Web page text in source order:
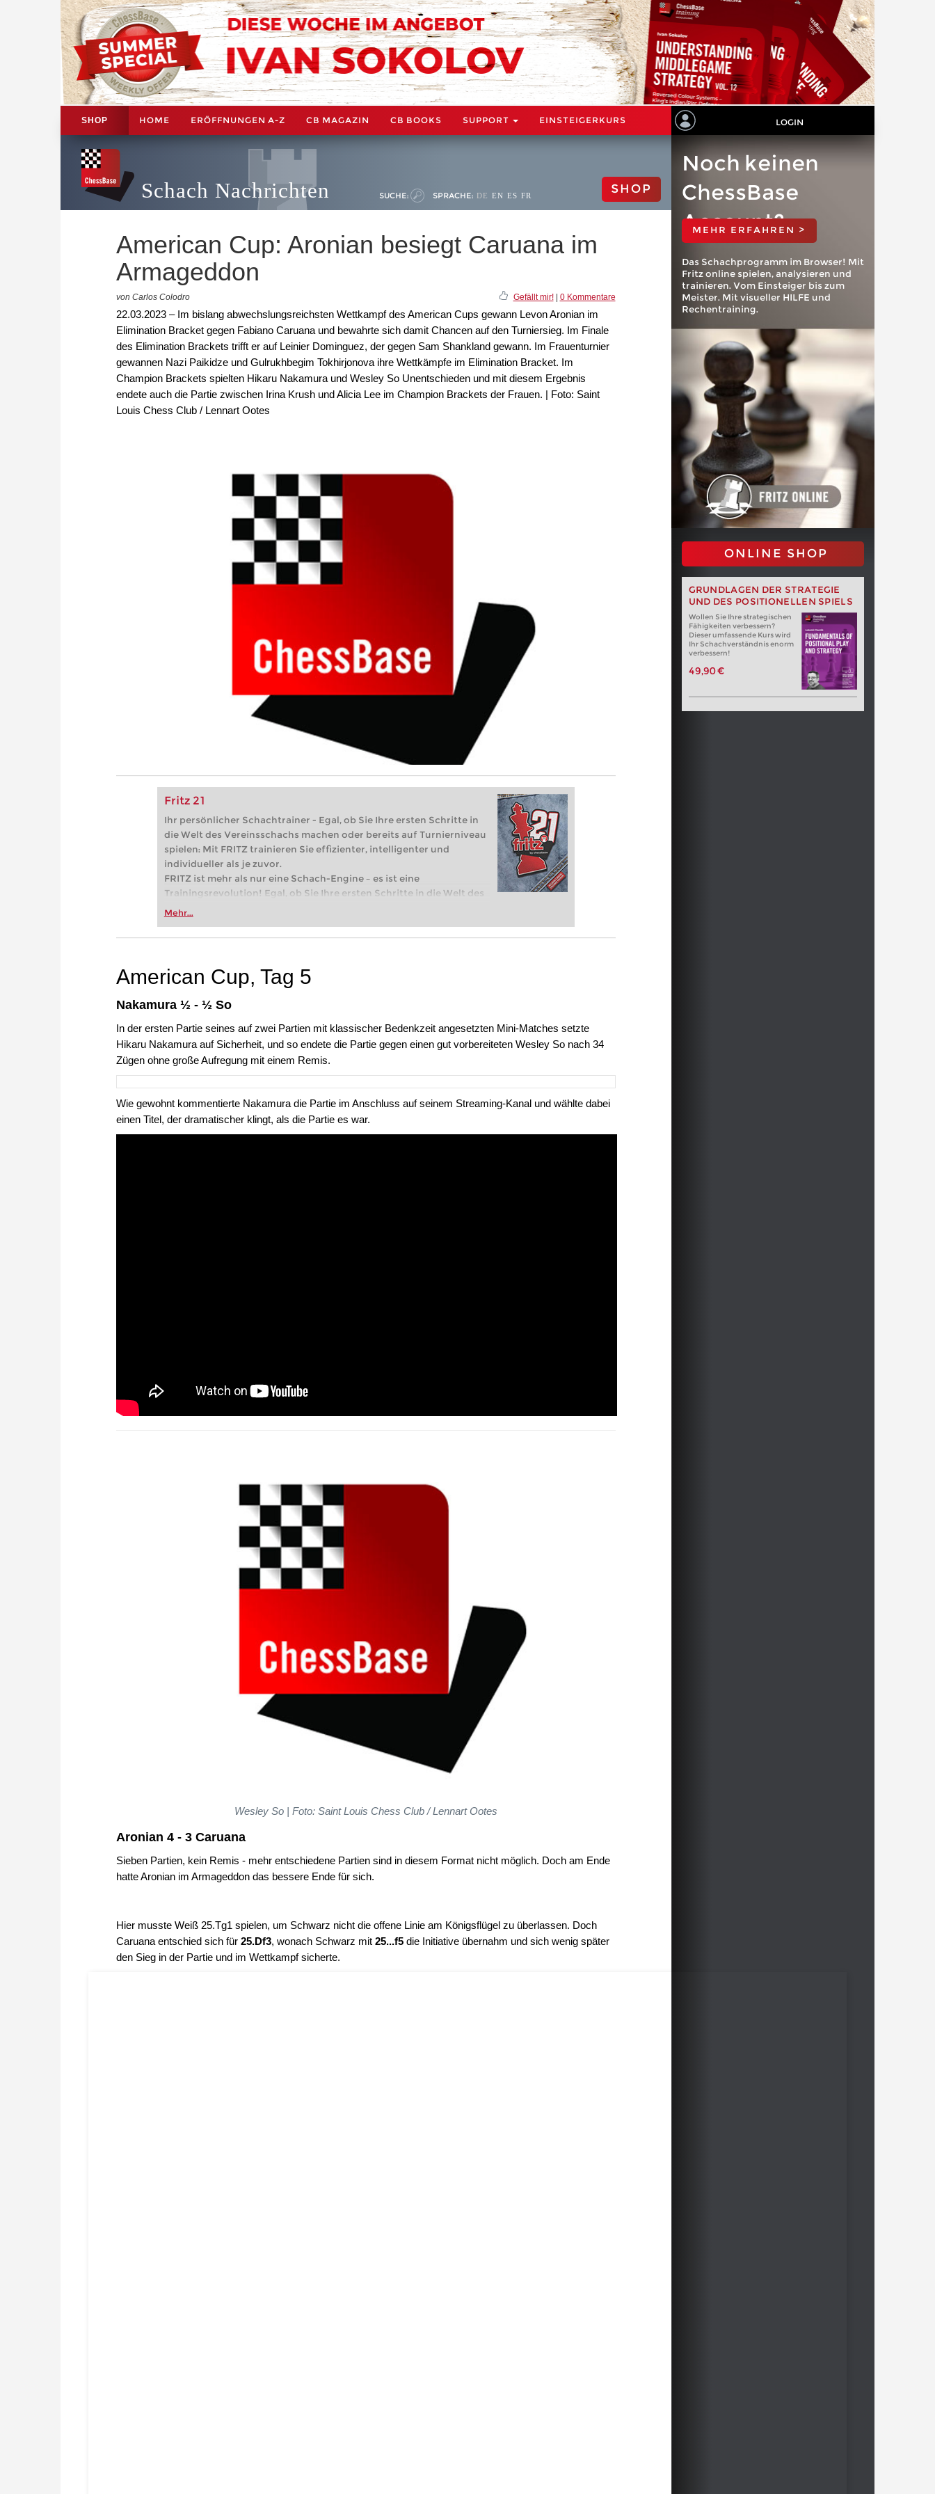
SHOP HOME ERÖFFNUNGEN A-Z CB MAGAZIN CB BOOKS SUPPORT EINSTEIGERKURS LOGIN
Schach Nachrichten SUCHE: SPRACHE: DE EN ES FR SHOP
American Cup: Aronian besiegt Caruana im
Armageddon
von Carlos Colodro Gefällt mir!| 0 Kommentare
22.03.2023 – Im bislang abwechslungsreichsten Wettkampf des American Cups gewann Levon Aronian im
Elimination Bracket gegen Fabiano Caruana und bewahrte sich damit Chancen auf den Turniersieg. Im Finale
des Elimination Brackets trifft er auf Leinier Dominguez, der gegen Sam Shankland gewann. Im Frauenturnier
gewannen Nazi Paikidze und Gulrukhbegim Tokhirjonova ihre Wettkämpfe im Elimination Bracket. Im
Champion Brackets spielten Hikaru Nakamura und Wesley So Unentschieden und mit diesem Ergebnis
endete auch die Partie zwischen Irina Krush und Alicia Lee im Champion Brackets der Frauen. | Foto: Saint
Louis Chess Club / Lennart Ootes
Fritz 21
Ihr persönlicher Schachtrainer - Egal, ob Sie Ihre ersten Schritte in
die Welt des Vereinsschachs machen oder bereits auf Turnierniveau
spielen: Mit FRITZ trainieren Sie effizienter, intelligenter und
individueller als je zuvor.
FRITZ ist mehr als nur eine Schach-Engine – es ist eine
Trainingsrevolution! Egal, ob Sie Ihre ersten Schritte in die Welt des
Vereinsschachs machen oder bereits auf Turnierniveau spielen: Mit
zuvor.
Mehr...
Noch keinen
ChessBase
Account?
MEHR ERFAHREN >
Das Schachprogramm im Browser! Mit
Fritz online spielen, analysieren und
trainieren. Vom Einsteiger bis zum
Meister. Mit visueller HILFE und
Rechentraining.
ONLINE SHOP
GRUNDLAGEN DER STRATEGIE
UND DES POSITIONELLEN SPIELS
Wollen Sie Ihre strategischen
Fähigkeiten verbessern?
Dieser umfassende Kurs wird
Ihr Schachverständnis enorm
verbessern!
49,90 €
American Cup, Tag 5
Nakamura ½ - ½ So
In der ersten Partie seines auf zwei Partien mit klassischer Bedenkzeit angesetzten Mini-Matches setzte
Hikaru Nakamura auf Sicherheit, und so endete die Partie gegen einen gut vorbereiteten Wesley So nach 34
Zügen ohne große Aufregung mit einem Remis.
Wie gewohnt kommentierte Nakamura die Partie im Anschluss auf seinem Streaming-Kanal und wählte dabei
einen Titel, der dramatischer klingt, als die Partie es war.
Wesley So | Foto: Saint Louis Chess Club / Lennart Ootes
Aronian 4 - 3 Caruana
Sieben Partien, kein Remis - mehr entschiedene Partien sind in diesem Format nicht möglich. Doch am Ende
hatte Aronian im Armageddon das bessere Ende für sich.
Hier musste Weiß 25.Tg1 spielen, um Schwarz nicht die offene Linie am Königsflügel zu überlassen. Doch
Caruana entschied sich für 25.Df3, wonach Schwarz mit 25...f5 die Initiative übernahm und sich wenig später
den Sieg in der Partie und im Wettkampf sicherte.